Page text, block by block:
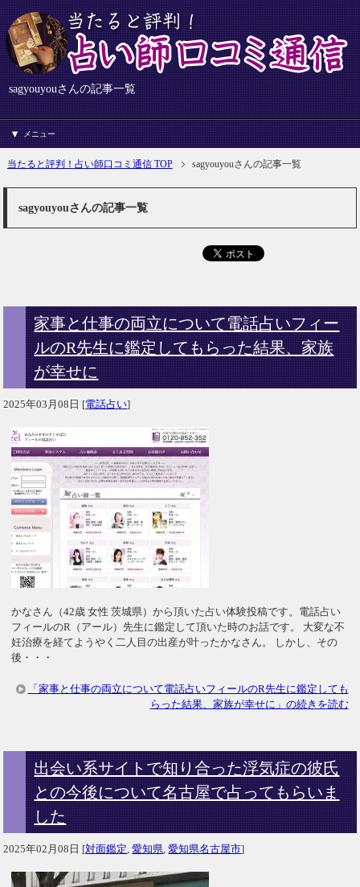
sagyouyouさんの記事一覧
メニュー
当たると評判！占い師口コミ通信 TOP sagyouyouさんの記事一覧
sagyouyouさんの記事一覧
家事と仕事の両立について電話占いフィー
ルのR先生に鑑定してもらった結果、家族
が幸せに
2025年03月08日 [電話占い]
かなさん（42歳 女性 茨城県）から頂いた占い体験投稿です。電話占い
フィールのR（アール）先生に鑑定して頂いた時のお話です。 大変な不
妊治療を経てようやく二人目の出産が叶ったかなさん。 しかし、その
後・・・
「家事と仕事の両立について電話占いフィールのR先生に鑑定しても
らった結果、家族が幸せに」の続きを読む
出会い系サイトで知り合った浮気症の彼氏
との今後について名古屋で占ってもらいま
した
2025年02月08日 [対面鑑定 ,愛知県 ,愛知県名古屋市]